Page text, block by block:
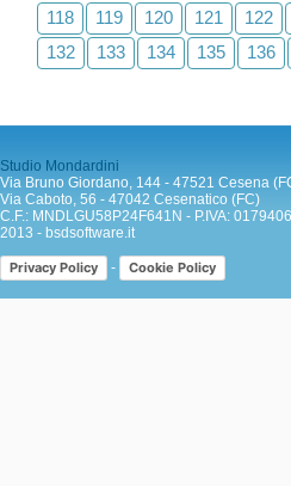
118 119 120 121 122
132
133 134 135 136
Studio Mondardini
Via Bruno Giordano, 144 - 47521 Cesena
Via Caboto, 56 - 47042 Cesenatico (FC)
C.F.: MNDLGU58P24F641N - P.IVA:
2013 - bsdsoftware.it
Privacy Policy - Cookie Policy